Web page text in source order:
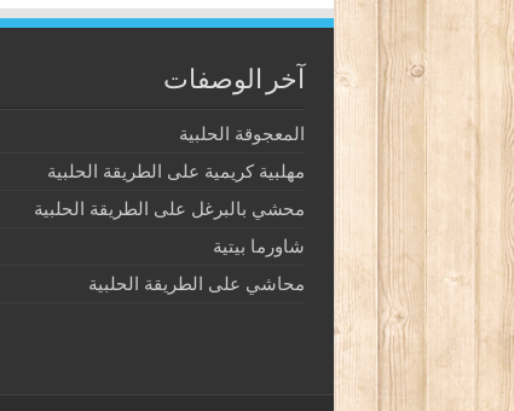
آخر الوصفات
المعجوقة الحلبية
مهلبية كريمية على الطريقة الحلبية
محشي بالبرغل على الطريقة الحلبية
شاورما بيتية
محاشي على الطريقة الحلبية